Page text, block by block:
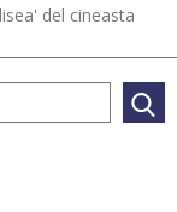
del cineasta